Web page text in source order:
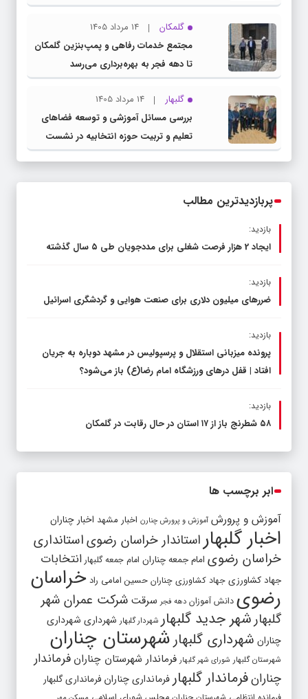
گلمکان
14 مرداد 1405
مجتمع خدمات رفاهی و پمپ‌بنزین گلمکان
تا دهه فجر به بهره‌برداری می‌رسد
گلبهار
14 مرداد 1405
بررسی مسائل آموزشی و توسعه فضاهای
تعلیم و تربیت حوزه انتخابیه در نشست
مشترک عضو کمیسیون آموزش مجلس با
پربازدیدترین مطالب
بازدید:
ایجاد 2 هزار فرصت شغلی برای مددجویان طی ۵ سال گذشته
بازدید:
ضررهای میلیون دلاری برای صنعت هوایی و گردشگری اسرائیل
بازدید:
پرونده میزبانی استقلال و پرسپولیس در مشهد دوباره به جریان
افتاد | قفل در‌های ورزشگاه امام رضا(ع) باز می‌شود؟
بازدید:
۵۸ شطرنج‌ باز از ۱۷ استان در حال رقابت در گلمکان
ابر برچسب ها
آموزش و پرورش آموزش و پرورش چنارن اخبار مشهد اخبار چناران
اخبار گلبهار استاندار خراسان رضویاستانداری
خراسان رضوی امام جمعه چناران امام جمعه گلبهار انتخابات
جهاد کشاورزی جهاد کشاورزی چناران حسین امامی راد خراسان
رضوی دانش آموزان دهه فجر سرقت شرکت عمران شهر
گلبهارشهر جدید گلبهار شهردار گلبهار شهرداری شهرداری
چناران شهرداری گلبهار شهرستان چناران
شهرستان گلبهار شورای شهر گلبهار فرماندار شهرستان چناران فرماندار
چنارانفرماندار گلبهار فرمانداری چناران فرمانداری گلبهار